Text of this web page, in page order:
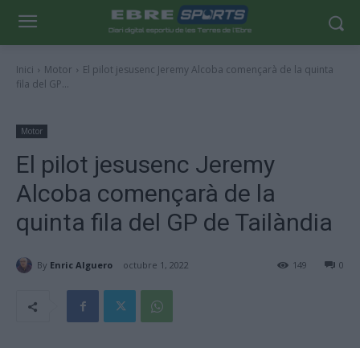
Inici Motor
El pilot jesusenc Jeremy Alcoba començarà de la quinta
fila del GP...
Motor
El pilot jesusenc Jeremy
Alcoba començarà de la
quinta fila del GP de Tailàndia
By Enric Alguero octubre 1, 2022 0
149